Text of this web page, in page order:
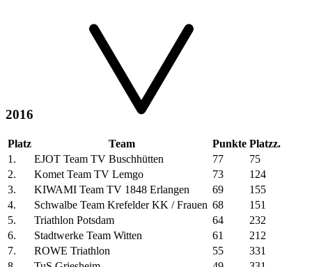
2016
Platz Team Punkte Platzz.
1.
EJOT Team TV Buschhütten 77
75
2.
Komet Team TV Lemgo 73
124
3.
KIWAMI Team TV 1848 Erlangen 69
155
4.
Schwalbe Team Krefelder KK / Frauen 68
151
5.
Triathlon Potsdam 64
232
6.
Stadtwerke Team Witten 61
212
7.
ROWE Triathlon 55
331